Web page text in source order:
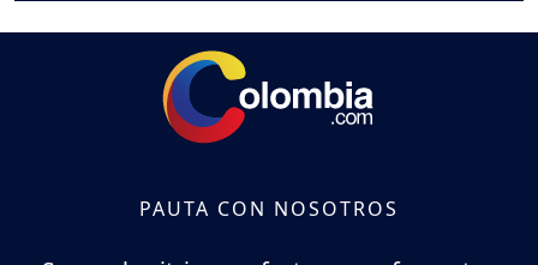
PAUTA CON NOSOTROS